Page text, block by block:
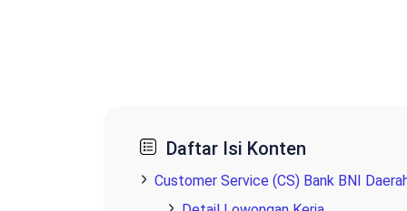
Daftar Isi Konten
Customer Service (CS) Bank BNI